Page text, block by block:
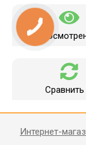
Сравнить
Интернет-